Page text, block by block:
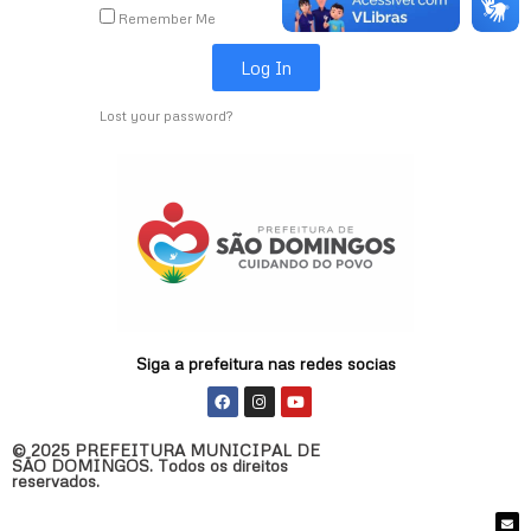
Remember Me
Log In
Lost your password?
Siga a prefeitura nas redes socias
F
a
c
b
o
I
n
s
a
g
Y
o
u
u
© 2025 PREFEITURA MUNICIPAL DE
SÃO DOMINGOS. Todos os direitos
reservados.
E